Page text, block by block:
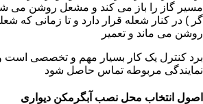
مسیر گاز را باز می کند و مشعل روشن می
گر ) در کنار شعله قرار دارد و تا زمانی که
روشن می ماند و تعمیر
برد کنترل یک کار بسیار مهم و تخصصی است و
نمایندگی مربوطه تماس حاصل شود
اصول انتخاب محل نصب آبگرمکن دیواری